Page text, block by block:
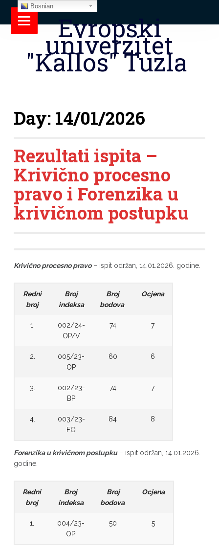
Evropski
univerzitet
"Kallos" Tuzla
Day: 14/01/2026
Rezultati ispita –
Krivično procesno
pravo i Forenzika u
krivičnom postupku
Krivično procesno pravo– ispit održan, 14.01.2026. godine.
Redni
broj
Broj
indeksa
Broj
bodova
Ocjena
1.
002/24-
OP/V
74 7
2.
005/23-
OP
60 6
3.
002/23-
BP
74 7
4.
003/23-
FO
84 8
Forenzika u krivičnom postupku– ispit održan, 14.01.2026.
godine.
Redni
broj
Broj
indeksa
Broj
bodova
Ocjena
1.
004/23-
OP
50 5
Bosnian